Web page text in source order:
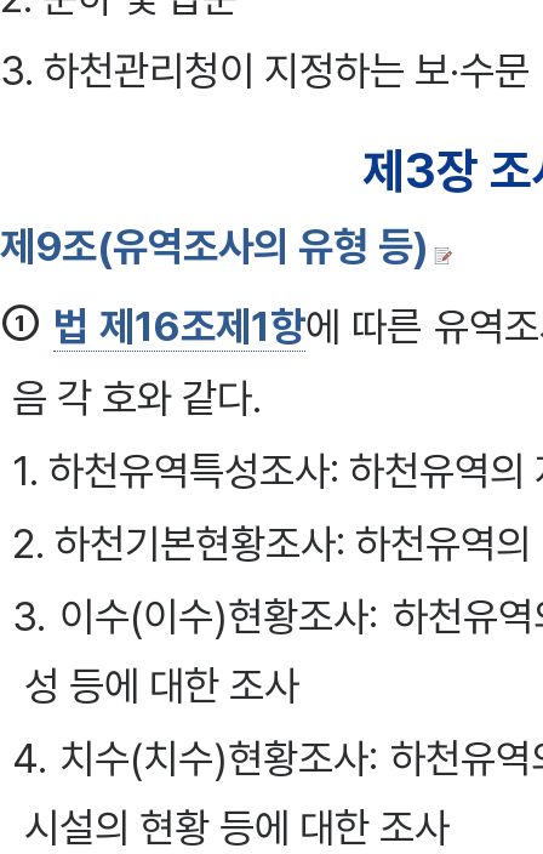
3. 하천관리청이 지정하는 보·수
제3장 조
제9조(유역조사의 유형 등)
① 법 제16조제1항에 따른 유역
음 각 호와 같다.
1. 하천유역특성조사: 하천유역의
2. 하천기본현황조사: 하천유역의
3. 이수(이수)현황조사: 하천유역
성 등에 대한 조사
4. 치수(치수)현황조사: 하천유
시설의 현황 등에 대한 조사